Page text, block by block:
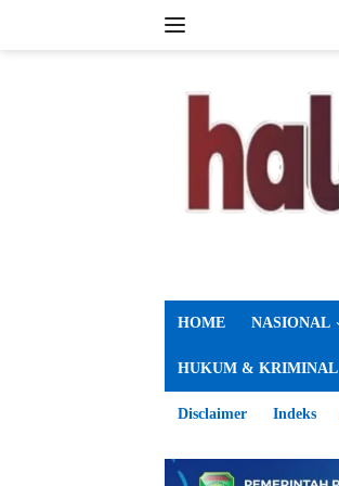
HOME NASIONAL
HUKUM & KRIMINAL
Disclaimer Indeks